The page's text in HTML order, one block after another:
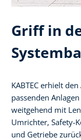
Griff in
KABTEC erhielt
passenden
weitgehend mit
Umrichter, Safety-
und Getriebe